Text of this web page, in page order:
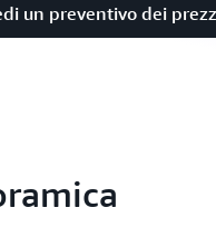
un preventivo dei